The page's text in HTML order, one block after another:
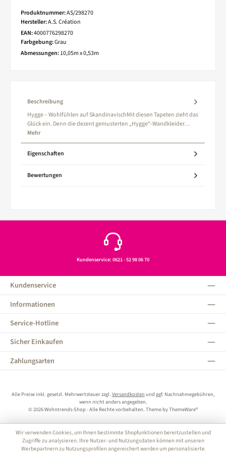
Produktnummer:AS/298270
Hersteller:A.S. Création
EAN:4000776298270
Farbgebung:Grau
Abmessungen:10,05m x 0,53m
Beschreibung
Hygge – Wohlfühlen auf SkandinavischMit diesen Tapeten zieht das
Glück ein. Denn die dezent gemusterten „Hygge“-Wandkleider…
Mehr
Eigenschaften
Bewertungen
Kundenservice: 0621 - 52 98 06 70
Kundenservice
Informationen
Service-Hotline
Sicher Einkaufen
Zahlungsarten
Alle Preise inkl. gesetzl. Mehrwertsteuer zzgl. Versandkosten und ggf. Nachnahmegebühren,
wenn nicht anders angegeben.
© 2026 Wohntrends-Shop - Alle Rechte vorbehalten. Theme byThemeWare®
Wir verwenden Cookies, um Ihnen bestimmte Shopfunktionen bereitzustellen und
Zugriffe zu analysieren. Ihre Nutzer- und Nutzungsdaten können mit unseren
Werbepartnern zu Nutzungsprofilen angereichert werden um personalisierte